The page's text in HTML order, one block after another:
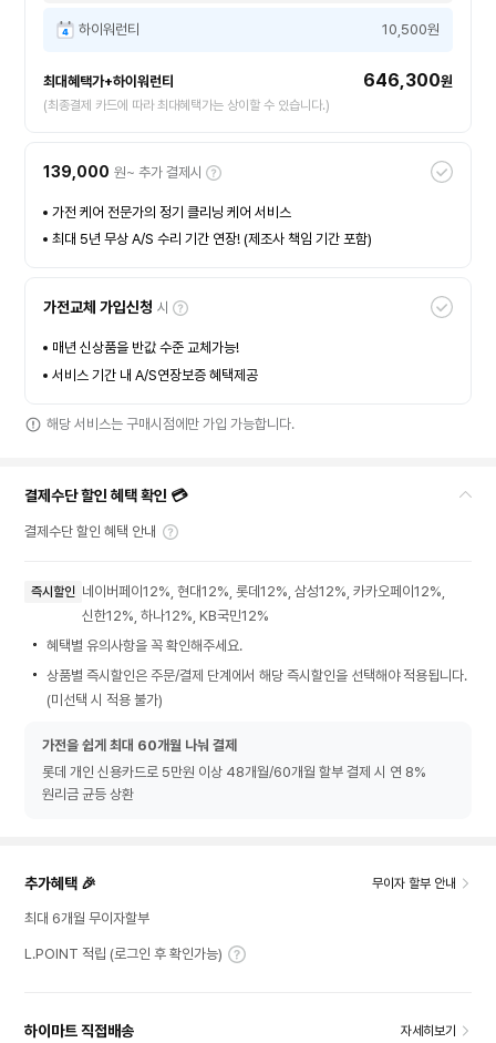
하이워런티 10,500원
최대혜택가+하이워런티 646,300원
(최종결제 카드에 따라 최대혜택가는 상이할 수 있습니다.)
139,000 원~ 추가 결제시
가전 케어 전문가의 정기 클리닝 케어 서비스
최대 5년 무상 A/S 수리 기간 연장! (제조사 책임 기간 포함)
가전교체 가입신청 시
매년 신상품을 반값 수준 교체가능!
서비스 기간 내 A/S연장보증 혜택제공
해당 서비스는 구매시점에만 가입 가능합니다.
결제수단 할인 혜택 확인 💳
결제수단 할인 혜택 안내
즉시할인 네이버페이12%, 현대12%, 롯데12%, 삼성12%, 카카오페이12%,
신한12%, 하나12%, KB국민12%
혜택별 유의사항을 꼭 확인해주세요.
상품별 즉시할인은 주문/결제 단계에서 해당 즉시할인을 선택해야 적용됩니다.
(미선택 시 적용 불가)
가전을 쉽게 최대 60개월 나눠 결제
롯데 개인 신용카드로 5만원 이상 48개월/60개월 할부 결제 시 연 8%
원리금 균등 상환
추가혜택 🎉 무이자 할부 안내
최대 6개월 무이자할부
L.POINT 적립 (로그인 후 확인가능)
하이마트 직접배송 자세히보기